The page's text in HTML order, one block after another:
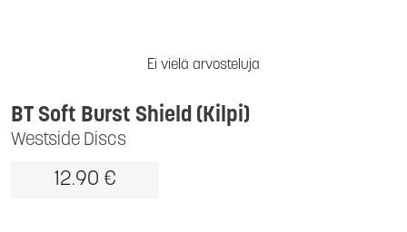
Ei vielä arvosteluja
Westside Discs
BT Soft Burst Shield (Kilpi)
12.90 €